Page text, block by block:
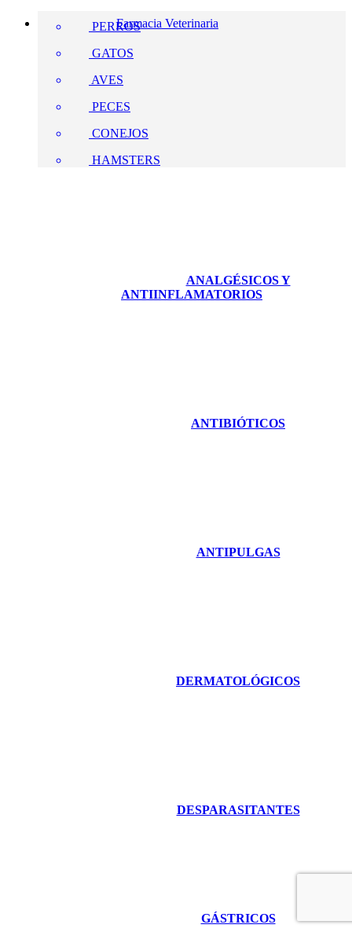
Farmacia Veterinaria
PERROS
GATOS
AVES
PECES
CONEJOS
HAMSTERS
ANALGÉSICOS Y
ANTIINFLAMATORIOS
ANTIBIÓTICOS
ANTIPULGAS
DERMATOLÓGICOS
DESPARASITANTES
GÁSTRICOS